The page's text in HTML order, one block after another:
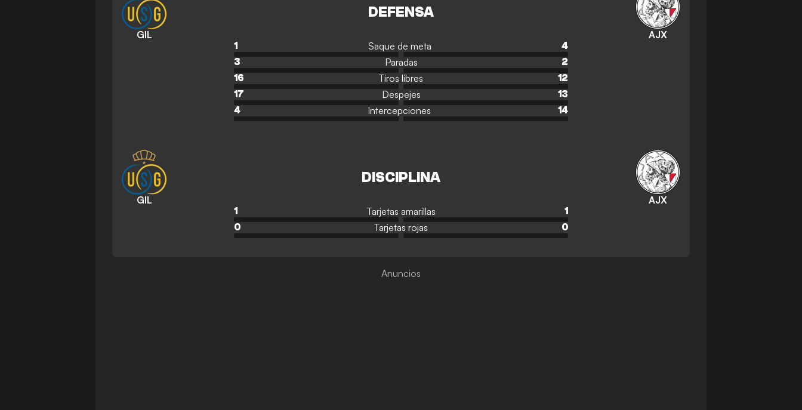
GIL
DEFENSA
AJX
1 Saque de meta
4
3
Paradas
2
16
Tiros libres
12
17
Despejes
13
4
Intercepciones 14
GIL
DISCIPLINA
AJX
1 Tarjetas amarillas
1
0
Tarjetas rojas 0